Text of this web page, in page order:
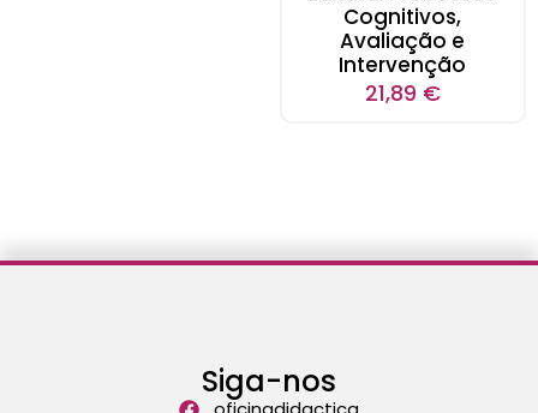
Cognitivos,
Avaliação e
Intervenção
21,89 €
Siga-nos